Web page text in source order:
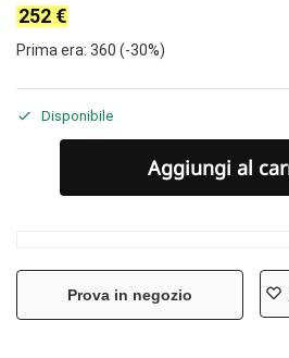
252 €
Prima era: 360 (-30%)
Disponibile
Aggiungi al
Prova in negozio